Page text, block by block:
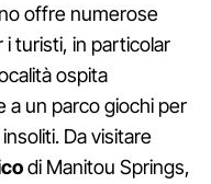
offre numerose
turisti, in particolar
ospita
a un parco giochi per
Da visitare
di Manitou Springs,